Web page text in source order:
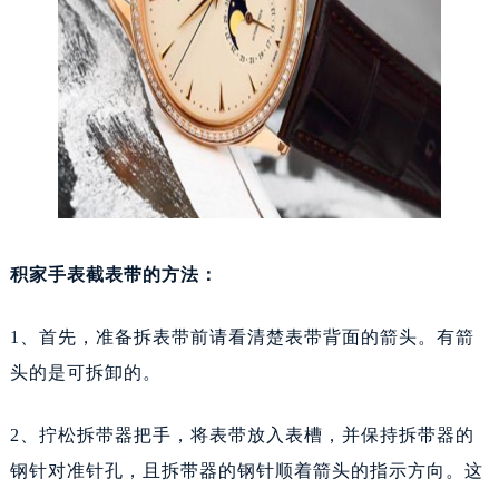
积家手表截表带的方法：
1、首先，准备拆表带前请看清楚表带背面的箭头。有箭
头的是可拆卸的。
2、拧松拆带器把手，将表带放入表槽，并保持拆带器的
钢针对准针孔，且拆带器的钢针顺着箭头的指示方向。这